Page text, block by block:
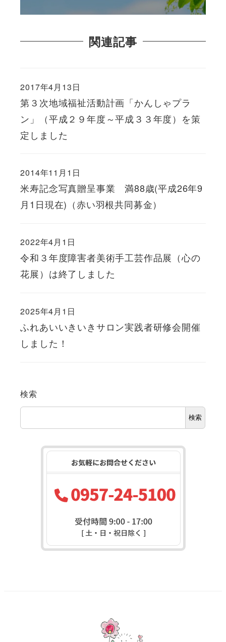
関連記事
第３次地域福祉活動計画「かんしゃプラ
ン」（平成２９年度～平成３３年度）を策
定しました
2017年4月13日
米寿記念写真贈呈事業 満88歳(平成26年9
月1日現在)（赤い羽根共同募金）
2014年11月1日
令和３年度障害者美術手工芸作品展（心の
花展）は終了しました
2022年4月1日
ふれあいいきいきサロン実践者研修会開催
しました！
2025年4月1日
検索
検索